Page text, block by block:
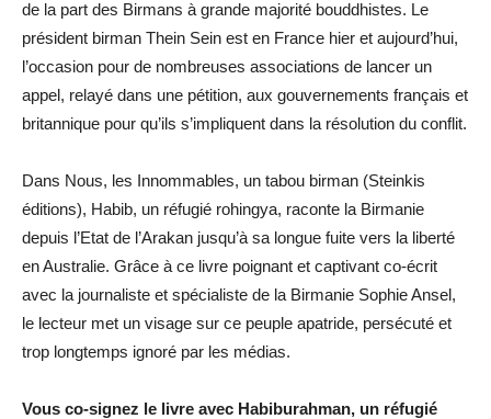
de la part des Birmans à grande majorité bouddhistes. Le
président birman Thein Sein est en France hier et aujourd’hui,
l’occasion pour de nombreuses associations de lancer un
appel, relayé dans une pétition, aux gouvernements français et
britannique pour qu’ils s’impliquent dans la résolution du conflit.
Dans Nous, les Innommables, un tabou birman (Steinkis
éditions), Habib, un réfugié rohingya, raconte la Birmanie
depuis l’Etat de l’Arakan jusqu’à sa longue fuite vers la liberté
en Australie. Grâce à ce livre poignant et captivant co-écrit
avec la journaliste et spécialiste de la Birmanie Sophie Ansel,
le lecteur met un visage sur ce peuple apatride, persécuté et
trop longtemps ignoré par les médias.
Vous co-signez le livre avec Habiburahman, un réfugié